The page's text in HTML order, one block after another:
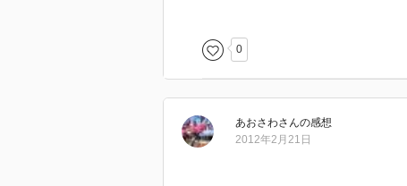
で、長らくストーリーそっちのけ
思い立った次第（図書室でたまた
け上る逆シンデレラストーリー。
民話の中の「ばか」って、ちょっ
0
あおさわさんの感想
2012年2月21日